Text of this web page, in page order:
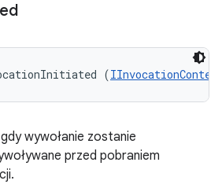
(
wywołanie zostanie
przed pobraniem